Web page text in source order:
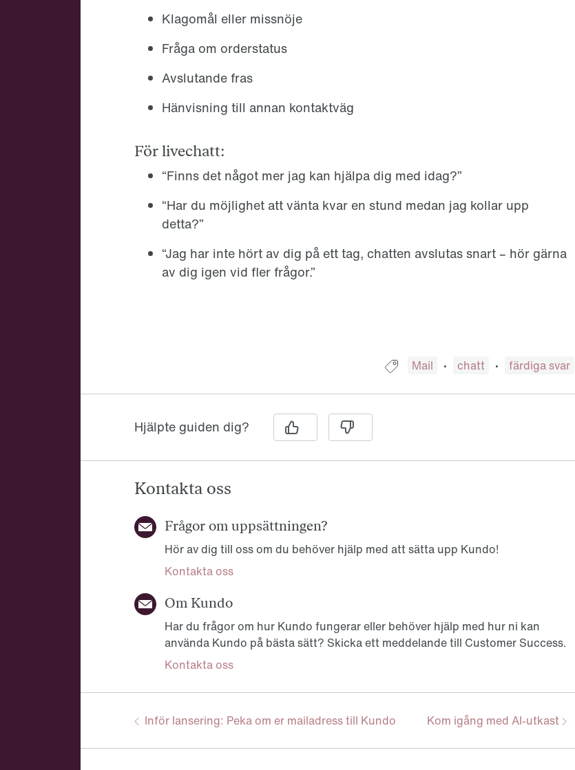
Klagomål eller missnöje
Fråga om orderstatus
Avslutande fras
Hänvisning till annan kontaktväg
För livechatt:
“Finns det något mer jag kan hjälpa dig med idag?”
“Har du möjlighet att vänta kvar en stund medan jag kollar upp
detta?”
“Jag har inte hört av dig på ett tag, chatten avslutas snart – hör gärna
av dig igen vid fler frågor.”
Guide taggad med:
Mail chatt färdiga svar
Hjälpte guiden dig?
Kontakta oss
Frågor om uppsättningen?
Hör av dig till oss om du behöver hjälp med att sätta upp Kundo!
Kontakta oss
Om Kundo
Har du frågor om hur Kundo fungerar eller behöver hjälp med hur ni kan
använda Kundo på bästa sätt? Skicka ett meddelande till Customer Success.
Kontakta oss
Guidenavigering
Föregående:
Inför lansering: Peka om er mailadress till Kundo Nästa:
Kom igång med AI-utkast